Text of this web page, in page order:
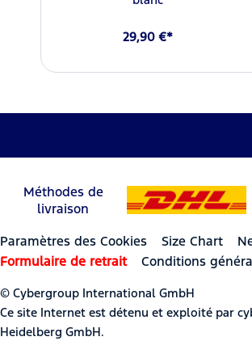
29,90 €*
Méthodes de
livraison
Paramètres des Cookies
Size Chart
Formulaire de retrait
Conditions
© Cybergroup International GmbH
Ce site Internet est détenu et exploité par
Heidelberg GmbH.